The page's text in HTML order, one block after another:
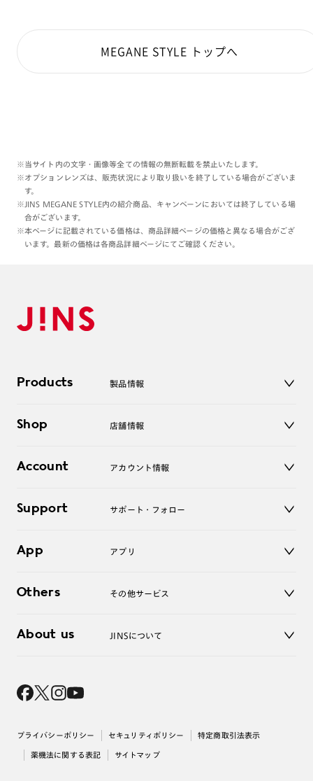
MEGANE STYLE トップへ
※当サイト内の文字・画像等全ての情報の無断転載を禁止いたします。
※オプションレンズは、販売状況により取り扱いを終了している場合がございま
す。
※JINS MEGANE STYLE内の紹介商品、キャンペーンにおいては終了している場
合がございます。
※本ページに記載されている価格は、商品詳細ページの価格と異なる場合がござ
います。最新の価格は各商品詳細ページにてご確認ください。
Products 製品情報
サングラス
コンタクトレンズ
アクセサリー
Shop 店舗情報
オンラインショップ
Account アカウント情報
ログアウト
Support サポート・フォロー
よくあるご質問
お問い合わせ
App アプリ
Others その他サービス
レンズ交換
About us JINSについて
採用情報
出店について
プライバシーポリシー セキュリティポリシー 特定商取引法表示
薬機法に関する表記 サイトマップ